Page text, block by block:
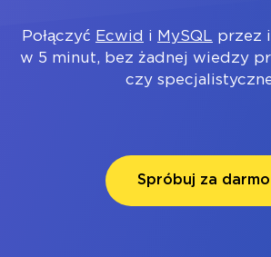
Połączyć Ecwid i MySQL przez
w 5 minut, bez żadnej wiedzy
czy
Spróbuj za darmo